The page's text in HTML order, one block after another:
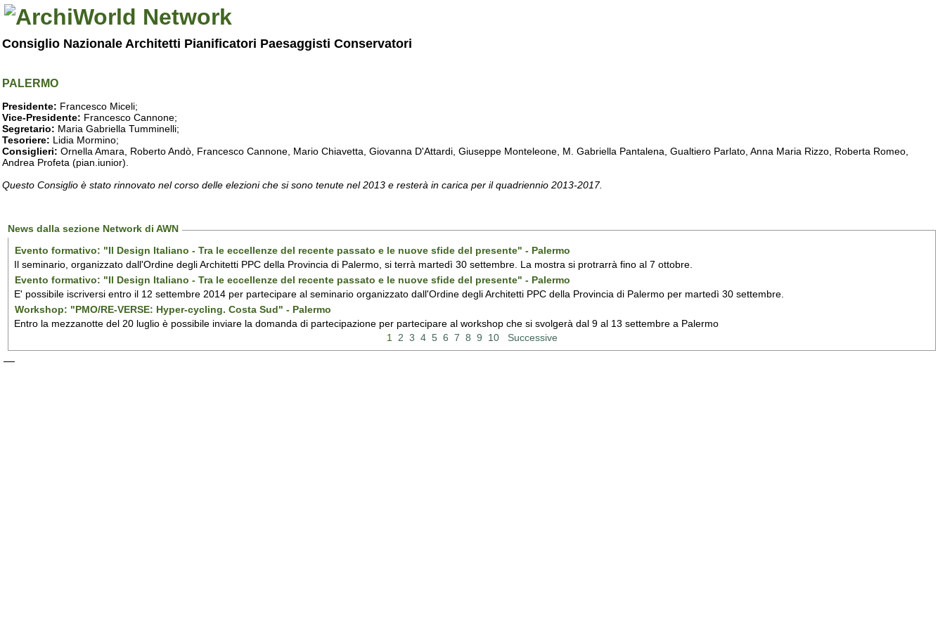
Consiglio Nazionale Architetti Pianificatori Paesaggisti Conservatori
PALERMO
Presidente: Francesco Miceli;
Vice-Presidente: Francesco Cannone;
Segretario: Maria Gabriella Tumminelli;
Tesoriere: Lidia Mormino;
Consiglieri: Ornella Amara, Roberto Andò, Francesco Cannone, Mario Chiavetta, Giovanna D'Attardi, Giuseppe Monteleone, M. Gabriella Pantalena, Gualtiero Parlato, Anna Maria Rizzo, Roberta Romeo,
Andrea Profeta (pian.iunior).
Questo Consiglio è stato rinnovato nel corso delle elezioni che si sono tenute nel 2013 e resterà in carica per il quadriennio 2013-2017.
News dalla sezione Network di AWN
Evento formativo: "Il Design Italiano - Tra le eccellenze del recente passato e le nuove sfide del presente" - Palermo
Il seminario, organizzato dall'Ordine degli Architetti PPC della Provincia di Palermo, si terrà martedì 30 settembre. La mostra si protrarrà fino al 7 ottobre.
Evento formativo: "Il Design Italiano - Tra le eccellenze del recente passato e le nuove sfide del presente" - Palermo
E' possibile iscriversi entro il 12 settembre 2014 per partecipare al seminario organizzato dall'Ordine degli Architetti PPC della Provincia di Palermo per martedì 30 settembre.
Workshop: "PMO/RE-VERSE: Hyper-cycling. Costa Sud" - Palermo
Entro la mezzanotte del 20 luglio è possibile inviare la domanda di partecipazione per partecipare al workshop che si svolgerà dal 9 al 13 settembre a Palermo
1
2 3 4 5 6 7 8 9 10 Successive